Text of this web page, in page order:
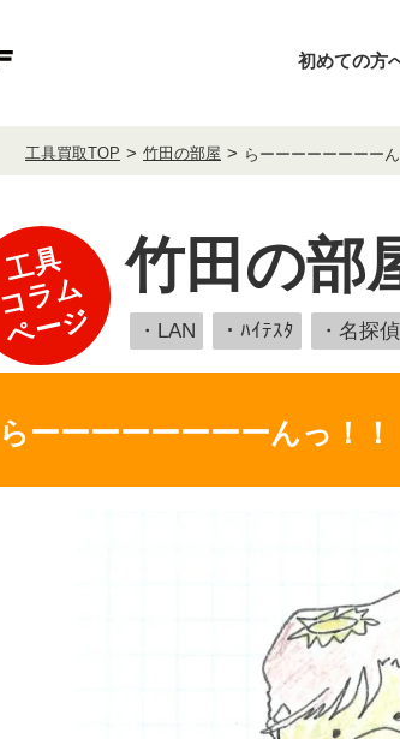
初めての方
工具買取TOP 竹田の部屋 らーーーーーーーーん
工具
コラム
ページ
竹田の部
・LAN ・ﾊｲﾃｽﾀ ・名探
らーーーーーーーーんっ！！